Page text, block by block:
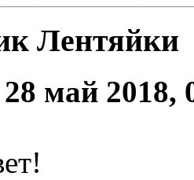
Лентяйки
28 май 2018,